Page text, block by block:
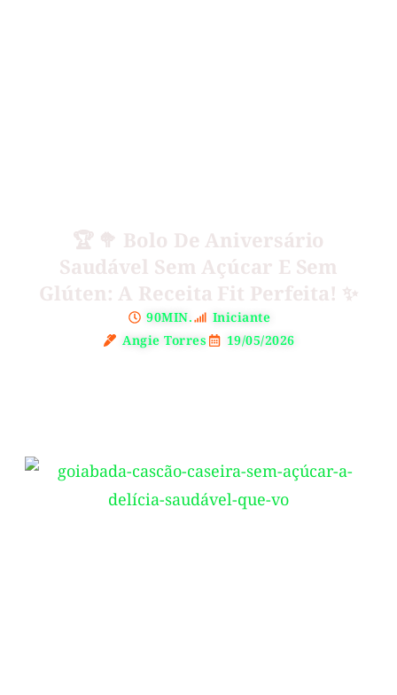
🏆 🥦 Bolo De Aniversário
Saudável Sem Açúcar E Sem
Glúten: A Receita Fit Perfeita! ✨
90MIN.
Iniciante
Angie Torres
19/05/2026